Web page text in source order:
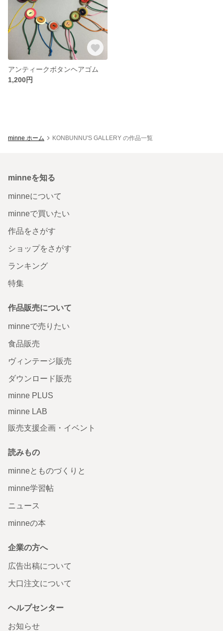
アンティークボタンヘアゴム
1,200円
minne ホーム KONBUNNU'S GALLERY の作品一覧
minneを知る
minneについて
minneで買いたい
作品をさがす
ショップをさがす
ランキング
特集
作品販売について
minneで売りたい
食品販売
ヴィンテージ販売
ダウンロード販売
minne PLUS
minne LAB
販売支援企画・イベント
読みもの
minneとものづくりと
minne学習帖
ニュース
minneの本
企業の方へ
広告出稿について
大口注文について
ヘルプセンター
お知らせ